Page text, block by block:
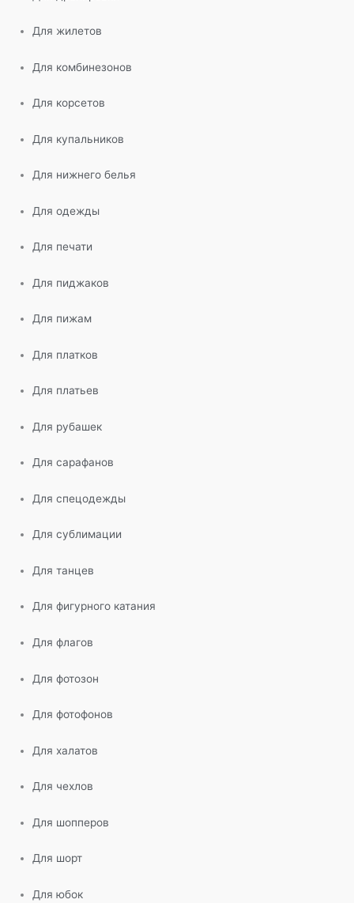
Для жилетов
Для комбинезонов
Для корсетов
Для купальников
Для нижнего белья
Для одежды
Для печати
Для пиджаков
Для пижам
Для платков
Для платьев
Для рубашек
Для сарафанов
Для спецодежды
Для сублимации
Для танцев
Для фигурного катания
Для флагов
Для фотозон
Для фотофонов
Для халатов
Для чехлов
Для шопперов
Для шорт
Для юбок